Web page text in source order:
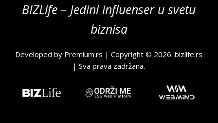
BIZLife – Jedini influenser u svetu
biznisa
Developed by Premium.rs | Copyright © 2026.bizlife.rs
| Sva prava zadržana.